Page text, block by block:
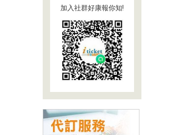
加入社群好康報你知!